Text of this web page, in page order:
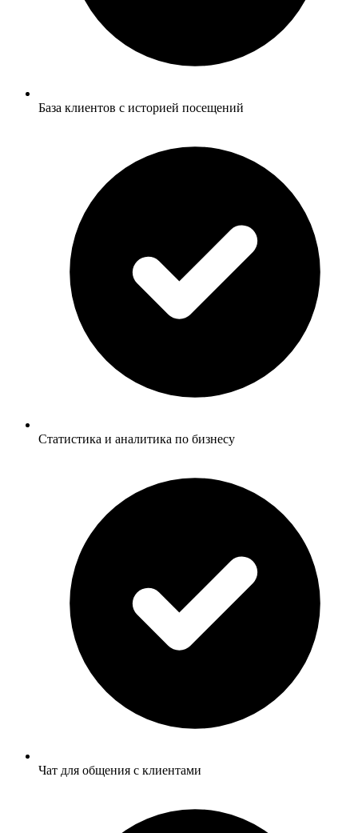
База клиентов с историей посещений
Статистика и аналитика по бизнесу
Чат для общения с клиентами